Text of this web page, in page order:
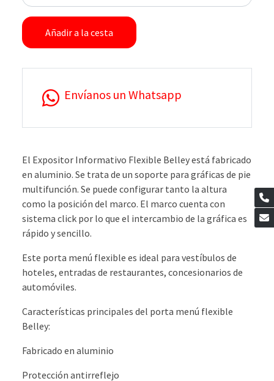
Añadir a la cesta
Envíanos un Whatsapp
El Expositor Informativo Flexible Belley está fabricado
en aluminio. Se trata de un soporte para gráficas de pie
multifunción. Se puede configurar tanto la altura
como la posición del marco. El marco cuenta con
sistema click por lo que el intercambio de la gráfica es
rápido y sencillo.
Este porta menú flexible es ideal para vestíbulos de
hoteles, entradas de restaurantes, concesionarios de
automóviles.
Características principales del porta menú flexible
Belley:
Fabricado en aluminio
Protección antirreflejo